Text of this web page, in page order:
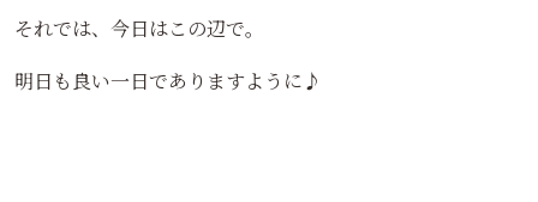
それでは、今日はこの辺で。
明日も良い一日でありますように♪